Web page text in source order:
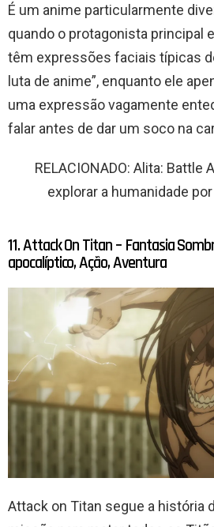
É um anime particularmente
quando o protagonista principal
têm expressões faciais típicas
luta de anime”, enquanto ele
uma expressão vagamente
falar antes de dar um soco na
RELACIONADO: Alita: Battle
explorar a humanidade
11. Attack On Titan – Fantasia
apocalíptico, Ação, Aventura
Attack on Titan segue a história